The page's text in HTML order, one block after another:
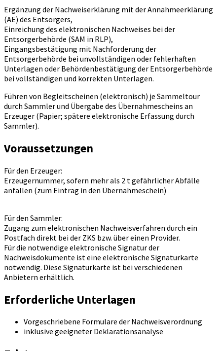
Ergänzung der Nachweiserklärung mit der Annahmeerklärung
(AE) des Entsorgers,
Einreichung des elektronischen Nachweises bei der
Entsorgerbehörde (SAM in RLP),
Eingangsbestätigung mit Nachforderung der
Entsorgerbehörde bei unvollständigen oder fehlerhaften
Unterlagen oder Behördenbestätigung der Entsorgerbehörde
bei vollständigen und korrekten Unterlagen.
Führen von Begleitscheinen (elektronisch) je Sammeltour
durch Sammler und Übergabe des Übernahmescheins an
Erzeuger (Papier; spätere elektronische Erfassung durch
Sammler).
Voraussetzungen
Für den Erzeuger:
Erzeugernummer, sofern mehr als 2 t gefährlicher Abfälle
anfallen (zum Eintrag in den Übernahmeschein)
Für den Sammler:
Zugang zum elektronischen Nachweisverfahren durch ein
Postfach direkt bei der ZKS bzw. über einen Provider.
Für die notwendige elektronische Signatur der
Nachweisdokumente ist eine elektronische Signaturkarte
notwendig. Diese Signaturkarte ist bei verschiedenen
Anbietern erhältlich.
Erforderliche Unterlagen
Vorgeschriebene Formulare der Nachweisverordnung
inklusive geeigneter Deklarationsanalyse